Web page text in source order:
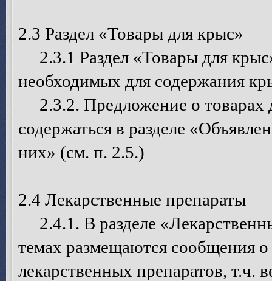
2.3 Раздел «Товары для крыс»
2.3.1 Раздел «Товары для
необходимых для содержания
2.3.2. Предложение о товарах
содержаться в разделе
них» (см. п. 2.5.)
2.4 Лекарственные препараты
2.4.1. В разделе
темах размещаются сообщения
лекарственных препаратов, т.ч.